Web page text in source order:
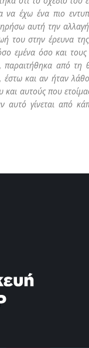
έχω ένα πιο
αυτή την
του στην έρευνα
εμένα όσο και
παραιτήθηκα από
και αν ήταν
αυτούς που
γίνεται από